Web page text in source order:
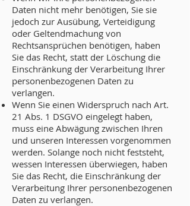
Daten nicht mehr benötigen, Sie sie
jedoch zur Ausübung, Verteidigung
oder Geltendmachung von
Rechtsansprüchen benötigen, haben
Sie das Recht, statt der Löschung die
Einschränkung der Verarbeitung Ihrer
personenbezogenen Daten zu
verlangen.
Wenn Sie einen Widerspruch nach Art.
21 Abs. 1 DSGVO eingelegt haben,
muss eine Abwägung zwischen Ihren
und unseren Interessen vorgenommen
werden. Solange noch nicht feststeht,
wessen Interessen überwiegen, haben
Sie das Recht, die Einschränkung der
Verarbeitung Ihrer personenbezogenen
Daten zu verlangen.